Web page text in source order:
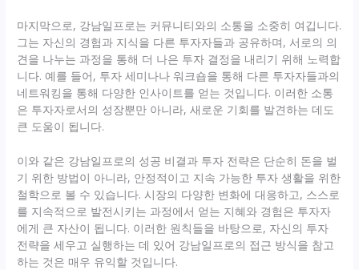
마지막으로, 강남일프로는 커뮤니티와의 소통을 소중히 여깁니다.
그는 자신의 경험과 지식을 다른 투자자들과 공유하며, 서로의 의
견을 나누는 과정을 통해 더 나은 투자 결정을 내리기 위해 노력합
니다. 예를 들어, 투자 세미나나 워크숍을 통해 다른 투자자들과의
네트워킹을 통해 다양한 인사이트를 얻는 것입니다. 이러한 소통
은 투자자로서의 성장뿐만 아니라, 새로운 기회를 발견하는 데도
큰 도움이 됩니다.
이와 같은 강남일프로의 성공 비결과 투자 전략은 단순히 돈을 벌
기 위한 방법이 아니라, 안정적이고 지속 가능한 투자 생활을 위한
철학으로 볼 수 있습니다. 시장의 다양한 변화에 대응하고, 스스로
를 지속적으로 발전시키는 과정에서 얻는 지혜와 경험은 투자자
에게 큰 자산이 됩니다. 이러한 원칙들을 바탕으로, 자신의 투자
전략을 세우고 실행하는 데 있어 강남일프로의 접근 방식을 참고
하는 것은 매우 유익할 것입니다.